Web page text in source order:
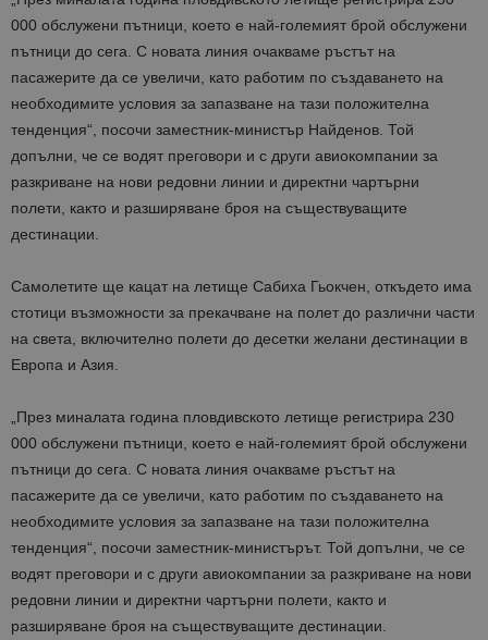
000 обслужени пътници, което е най-големият брой обслужени
пътници до сега. С новата линия очакваме ръстът на
пасажерите да се увеличи, като работим по създаването на
необходимите условия за запазване на тази положителна
тенденция“, посочи заместник-министър Найденов. Той
допълни, че се водят преговори и с други авиокомпании за
разкриване на нови редовни линии и директни чартърни
полети, както и разширяване броя на съществуващите
дестинации.
Самолетите ще кацат на летище Сабиха Гьокчен, откъдето има
стотици възможности за прекачване на полет до различни части
на света, включително полети до десетки желани дестинации в
Европа и Азия.
През миналата година пловдивското летище регистрира 230
000 обслужени пътници, което е най-големият брой обслужени
пътници до сега. С новата линия очакваме ръстът на
пасажерите да се увеличи, като работим по създаването на
необходимите условия за запазване на тази положителна
тенденция“, посочи заместник-министърът. Той допълни, че се
водят преговори и с други авиокомпании за разкриване на нови
редовни линии и директни чартърни полети, както и
разширяване броя на съществуващите дестинации.